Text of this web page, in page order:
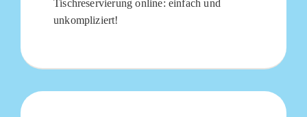
Tischreservierung online: einfach und
unkompliziert!